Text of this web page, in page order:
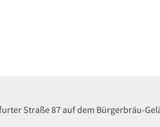
Straße 87 auf dem Bürgerbräu-